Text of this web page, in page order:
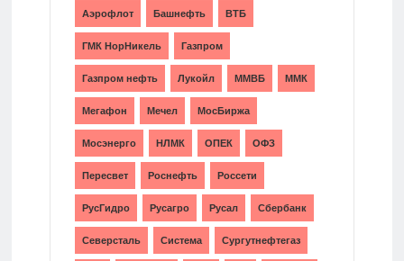
Аэрофлот Башнефть ВТБ
ГМК НорНикель Газпром
Газпром нефть Лукойл ММВБ ММК
Мегафон Мечел МосБиржа
Мосэнерго НЛМК ОПЕК ОФЗ
Пересвет Роснефть Россети
РусГидро Русагро Русал Сбербанк
Северсталь Система Сургутнефтегаз